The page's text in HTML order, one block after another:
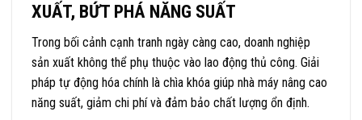
XUẤT, BỨT PHÁ NĂNG SUẤT
Trong bối cảnh cạnh tranh ngày càng cao, doanh nghiệp
sản xuất không thể phụ thuộc vào lao động thủ công. Giải
pháp tự động hóa chính là chìa khóa giúp nhà máy nâng cao
năng suất, giảm chi phí và đảm bảo chất lượng ổn định.